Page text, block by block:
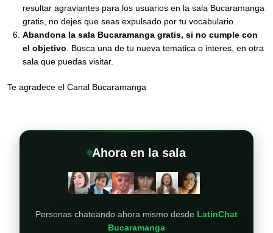
resultar agraviantes para los usuarios en la sala Bucaramanga
gratis, no dejes que seas expulsado por tu vocabulario.
Abandona la sala Bucaramanga gratis, si no cumple con
el objetivo . Busca una de tu nueva tematica o interes, en otra
sala que puedas visitar.
Te agradece el Canal Bucaramanga
Ahora en la sala
Personas chateando ahora mismo desde LatinChat
Bucaramanga